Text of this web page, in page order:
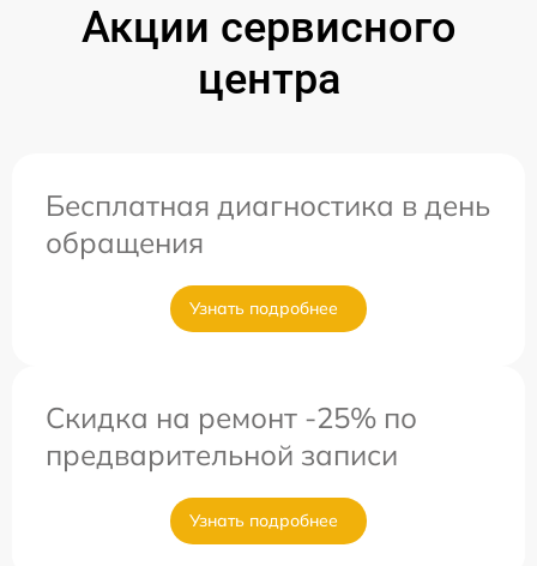
Акции сервисного
центра
Бесплатная диагностика в день
обращения
Узнать подробнее
Скидка на ремонт -25% по
предварительной записи
Узнать подробнее